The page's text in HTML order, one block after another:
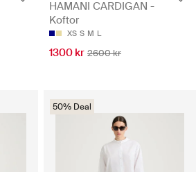
HAMANI CARDIGAN -
Koftor
XS S M L
1300 kr 2600 kr
50% Deal